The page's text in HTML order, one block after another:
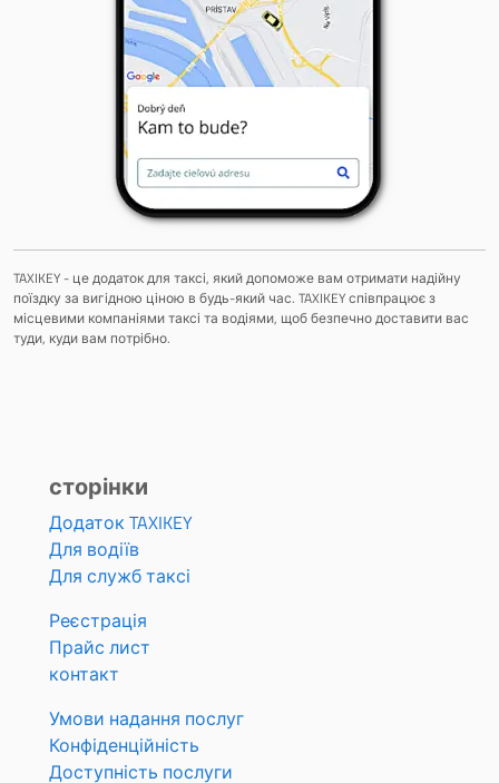
TAXIKEY - це додаток для таксі, який допоможе вам отримати надійну
поїздку за вигідною ціною в будь-який час. TAXIKEY співпрацює з
місцевими компаніями таксі та водіями, щоб безпечно доставити вас
туди, куди вам потрібно.
сторінки
Додаток TAXIKEY
Для водіїв
Для служб таксі
Реєстрація
Прайс лист
контакт
Умови надання послуг
Конфіденційність
Доступність послуги